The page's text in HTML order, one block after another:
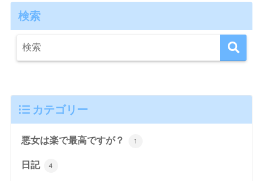
検索
カテゴリー
悪女は楽で最高ですが？ 1
日記 4